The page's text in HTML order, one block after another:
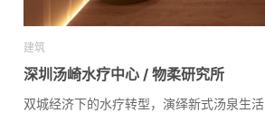
建筑
深圳汤崎水疗中心 / 物柔研究所
双城经济下的水疗转型，演绎新式汤泉生活